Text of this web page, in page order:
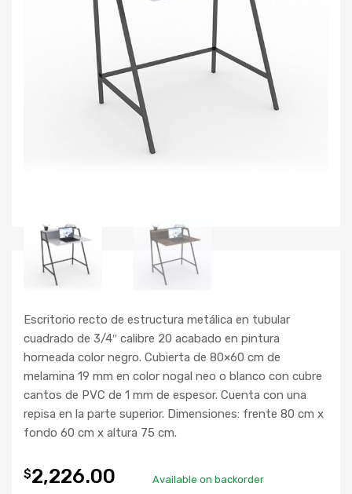
Escritorio recto de estructura metálica en tubular
cuadrado de 3/4″ calibre 20 acabado en pintura
horneada color negro. Cubierta de 80×60 cm de
melamina 19 mm en color nogal neo o blanco con cubre
cantos de PVC de 1 mm de espesor. Cuenta con una
repisa en la parte superior. Dimensiones: frente 80 cm x
fondo 60 cm x altura 75 cm.
$2,226.00 Available on backorder